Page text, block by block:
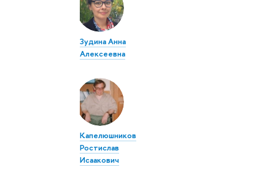
Зудина Анна
Алексеевна
Капелюшников
Ростислав
Исаакович